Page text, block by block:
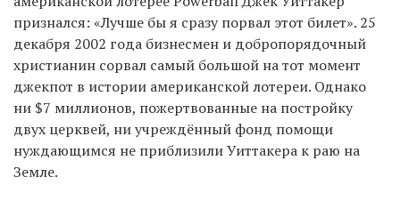
признался: «Лучше бы я сразу порвал этот билет». 25
декабря 2002 года бизнесмен и добропорядочный
христианин сорвал самый большой на тот момент
джекпот в истории американской лотереи. Однако
ни $7 миллионов, пожертвованные на постройку
двух церквей, ни учреждённый фонд помощи
нуждающимся не приблизили Уиттакера к раю на
Земле.